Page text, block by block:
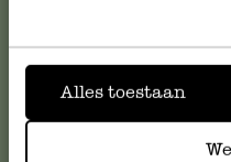
Alles toestaan
klantenservice@dille-